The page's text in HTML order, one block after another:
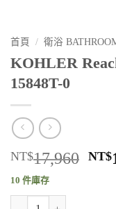
首頁 / 衛浴
KOHLER
15848T-0
NT$17,960 原
NT$
10 件庫存
KOHLER Reach 170cm